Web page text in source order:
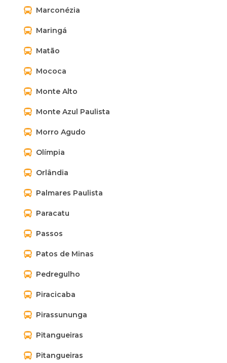
Marconézia
Maringá
Matão
Mococa
Monte Alto
Monte Azul Paulista
Morro Agudo
Olímpia
Orlândia
Palmares Paulista
Paracatu
Passos
Patos de Minas
Pedregulho
Piracicaba
Pirassununga
Pitangueiras
Pitangueiras